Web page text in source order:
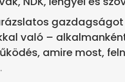
való –
amire most,